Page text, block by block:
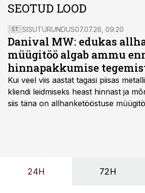
SEOTUD LOOD
ST SISUTURUNDUS07.07.26, 09:20
Danival MW: edukas
müügitöö algab ammu
hinnapakkumise
Kui veel viis aastat tagasi piisas
kliendi leidmiseks heast hinnast ja
siis täna on allhanketööstuse
24H 72H